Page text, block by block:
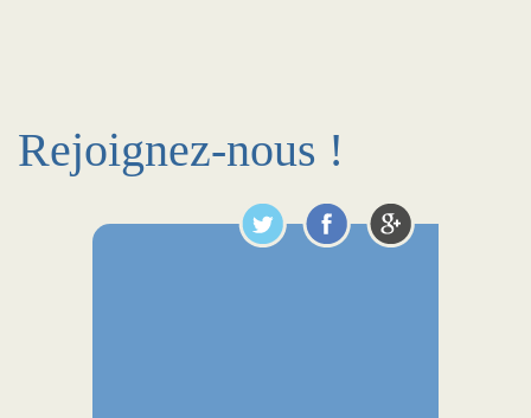
Rejoignez-nous !